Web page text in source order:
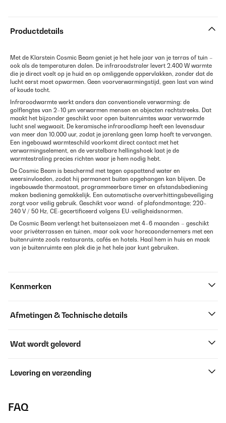
Productdetails
Met de Klarstein Cosmic Beam geniet je het hele jaar van je terras of tuin –
ook als de temperaturen dalen. De infraroodstraler levert 2.400 W warmte
die je direct voelt op je huid en op omliggende oppervlakken, zonder dat de
lucht eerst moet opwarmen. Geen voorverwarmingstijd, geen last van wind
of koude tocht.
Infraroodwarmte werkt anders dan conventionele verwarming: de
golflengtes van 2–10 μm verwarmen mensen en objecten rechtstreeks. Dat
maakt het bijzonder geschikt voor open buitenruimtes waar verwarmde
lucht snel wegwaait. De keramische infraroodlamp heeft een levensduur
van meer dan 10.000 uur, zodat je jarenlang geen lamp hoeft te vervangen.
Een ingebouwd warmteschild voorkomt direct contact met het
verwarmingselement, en de verstelbare hellingshoek laat je de
warmtestraling precies richten waar je hem nodig hebt.
De Cosmic Beam is beschermd met tegen opspattend water en
weersinvloeden, zodat hij permanent buiten opgehangen kan blijven. De
ingebouwde thermostaat, programmeerbare timer en afstandsbediening
maken bediening gemakkelijk. Een automatische oververhittingsbeveiliging
zorgt voor veilig gebruik. Geschikt voor wand- of plafondmontage; 220–
240 V / 50 Hz, CE-gecertificeerd volgens EU-veiligheidsnormen.
De Cosmic Beam verlengt het buitenseizoen met 4–6 maanden – geschikt
voor privéterrassen en tuinen, maar ook voor horecaondernemers met een
buitenruimte zoals restaurants, cafés en hotels. Haal hem in huis en maak
van je buitenruimte een plek die je het hele jaar kunt gebruiken.
Kenmerken
Afmetingen & Technische details
Wat wordt geleverd
Levering en verzending
FAQ